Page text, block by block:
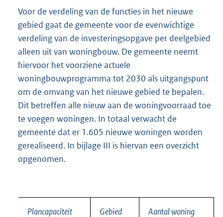
Voor de verdeling van de functies in het nieuwe
gebied gaat de gemeente voor de evenwichtige
verdeling van de investeringsopgave per deelgebied
alleen uit van woningbouw. De gemeente neemt
hiervoor het voorziene actuele
woningbouwprogramma tot 2030 als uitgangspunt
om de omvang van het nieuwe gebied te bepalen.
Dit betreffen alle nieuw aan de woningvoorraad toe
te voegen woningen. In totaal verwacht de
gemeente dat er 1.605 nieuwe woningen worden
gerealiseerd. In bijlage III is hiervan een overzicht
opgenomen.
Plancapaciteit Gebied Aantal woning